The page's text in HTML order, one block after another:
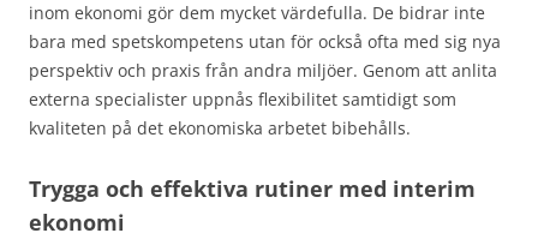
inom ekonomi gör dem mycket värdefulla. De bidrar inte
bara med spetskompetens utan för också ofta med sig nya
perspektiv och praxis från andra miljöer. Genom att anlita
externa specialister uppnås flexibilitet samtidigt som
kvaliteten på det ekonomiska arbetet bibehålls.
Trygga och effektiva rutiner med interim
ekonomi